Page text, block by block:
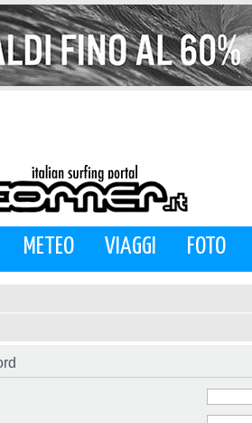
METEO VIAGGI FOTO